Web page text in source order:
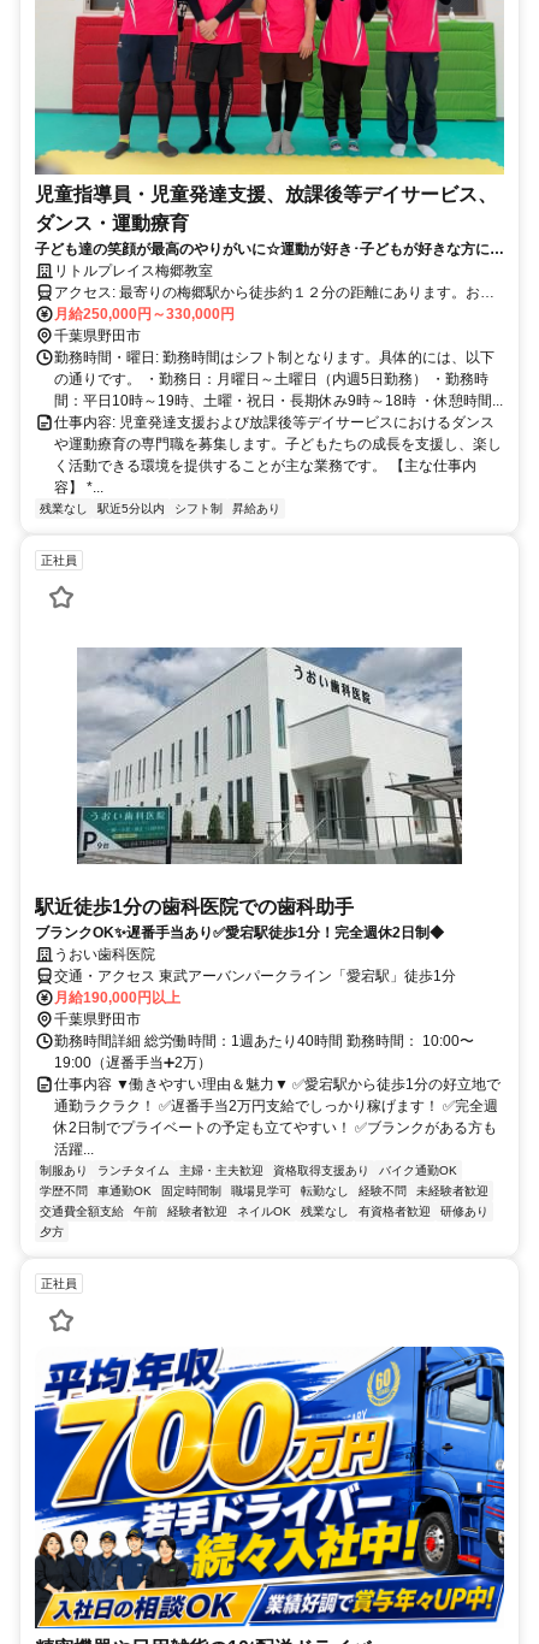
児童指導員・児童発達支援、放課後等デイサービス、
ダンス・運動療育
子ども達の笑顔が最高のやりがいに☆運動が好き･子どもが好きな方にピ
ッタリの仕事です！
リトルプレイス梅郷教室
アクセス: 最寄りの梅郷駅から徒歩約１２分の距離にあります。お車
での通勤も可能で、近隣に駐車場がございます。通勤の利便性が高い
場所に位置していますので、快適にご通勤いただけます。
月給250,000円～330,000円
千葉県野田市
勤務時間・曜日: 勤務時間はシフト制となります。具体的には、以下
の通りです。 ・勤務日：月曜日～土曜日（内週5日勤務） ・勤務時
間：平日10時～19時、土曜・祝日・長期休み9時～18時 ・休憩時間...
仕事内容: 児童発達支援および放課後等デイサービスにおけるダンス
や運動療育の専門職を募集します。子どもたちの成長を支援し、楽し
く活動できる環境を提供することが主な業務です。 【主な仕事内
容】 *...
残業なし 駅近5分以内 シフト制 昇給あり
正社員
駅近徒歩1分の歯科医院での歯科助手
ブランクOK✨遅番手当あり✅愛宕駅徒歩1分！完全週休2日制◆
うおい歯科医院
交通・アクセス 東武アーバンパークライン「愛宕駅」徒歩1分
月給190,000円以上
千葉県野田市
勤務時間詳細 総労働時間：1週あたり40時間 勤務時間： 10:00〜
19:00（遅番手当➕2万）
仕事内容 ▼働きやすい理由＆魅力▼ ✅愛宕駅から徒歩1分の好立地で
通勤ラクラク！ ✅遅番手当2万円支給でしっかり稼げます！ ✅完全週
休2日制でプライベートの予定も立てやすい！ ✅ブランクがある方も
活躍...
制服あり ランチタイム 主婦・主夫歓迎 資格取得支援あり
バイク通勤OK
学歴不問
車通勤OK 固定時間制 職場見学可 転勤なし 経験不問
未経験者歓迎
交通費全額支給
午前 経験者歓迎 ネイルOK 残業なし 有資格者歓迎
研修あり
夕方
正社員